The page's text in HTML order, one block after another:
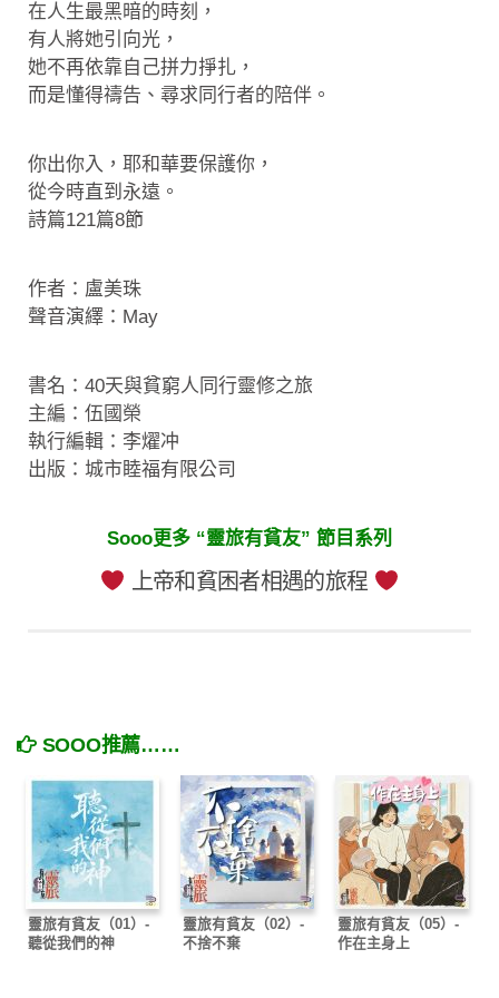
在人生最黑暗的時刻，
有人將她引向光，
她不再依靠自己拼力掙扎，
而是懂得禱告、尋求同行者的陪伴。
你出你入，耶和華要保護你，
從今時直到永遠。
詩篇121篇8節
作者：盧美珠
聲音演繹：May
書名：40天與貧窮人同行靈修之旅
主編：伍國榮
執行編輯：李燿冲
出版：城市睦福有限公司
Sooo更多 “靈旅有貧友” 節目系列
上帝和貧困者相遇的旅程
SOOO推薦……
靈旅有貧友（01）-
聽從我們的神
靈旅有貧友（02）-
不捨不棄
靈旅有貧友（05）-
作在主身上